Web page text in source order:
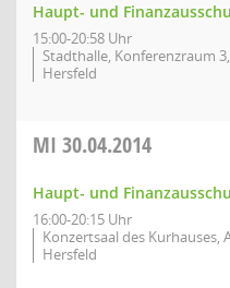
Haupt- und
15:00-20:58 Uhr
Stadthalle, Konferenzraum
Hersfeld
MI 30.04.2014
Haupt- und
16:00-20:15 Uhr
Konzertsaal des Kurhauses,
Hersfeld